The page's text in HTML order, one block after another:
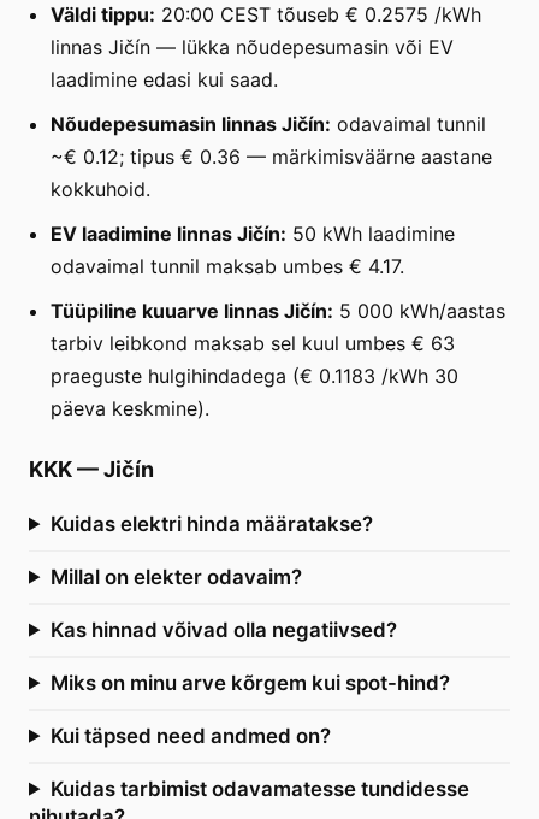
Väldi tippu: 20:00 CEST tõuseb € 0.2575 /kWh
linnas Jičín — lükka nõudepesumasin või EV
laadimine edasi kui saad.
Nõudepesumasin linnas Jičín: odavaimal tunnil
~€ 0.12; tipus € 0.36 — märkimisväärne aastane
kokkuhoid.
EV laadimine linnas Jičín: 50 kWh laadimine
odavaimal tunnil maksab umbes € 4.17.
Tüüpiline kuuarve linnas Jičín: 5 000 kWh/aastas
tarbiv leibkond maksab sel kuul umbes € 63
praeguste hulgihindadega (€ 0.1183 /kWh 30
päeva keskmine).
KKK—Jičín
Kuidas elektri hinda määratakse?
Millal on elekter odavaim?
Kas hinnad võivad olla negatiivsed?
Miks on minu arve kõrgem kui spot-hind?
Kui täpsed need andmed on?
Kuidas tarbimist odavamatesse tundidesse